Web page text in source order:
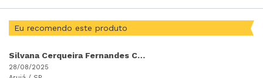
Eu recomendo este produto
Silvana Cerqueira Fernandes Cerqueira Fernandes
28/08/2025